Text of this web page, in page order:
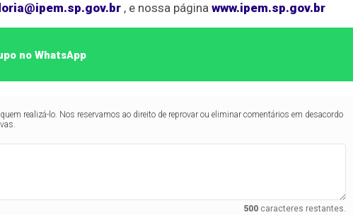
, e nossa página www.ipem.sp.gov.br
no WhatsApp
realizá-lo. Nos reservamos ao direito de reprovar ou eliminar comentários em desacordo
500caracteres restantes.